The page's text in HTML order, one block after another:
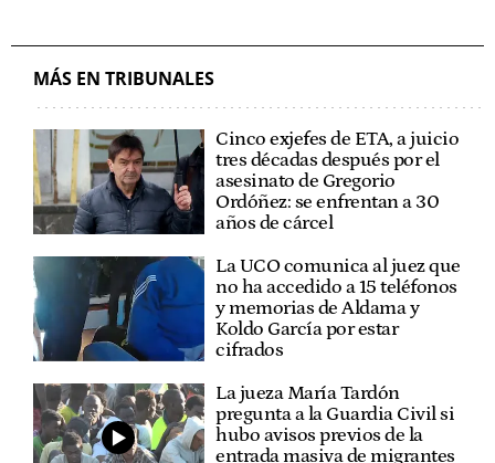
MÁS EN TRIBUNALES
Cinco exjefes de ETA, a juicio
tres décadas después por el
asesinato de Gregorio
Ordóñez: se enfrentan a 30
años de cárcel
La UCO comunica al juez que
no ha accedido a 15 teléfonos
y memorias de Aldama y
Koldo García por estar
cifrados
La jueza María Tardón
pregunta a la Guardia Civil si
hubo avisos previos de la
entrada masiva de migrantes